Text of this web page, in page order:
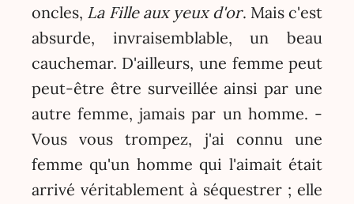
oncles, La Fille aux yeux d'or. Mais c'est
absurde, invraisemblable, un beau
cauchemar. D'ailleurs, une femme peut
peut-être être surveillée ainsi par une
autre femme, jamais par un homme. -
Vous vous trompez, j'ai connu une
femme qu'un homme qui l'aimait était
arrivé véritablement à séquestrer ; elle